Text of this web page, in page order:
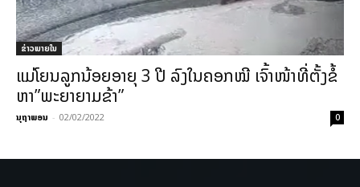
ຂ່າວພາຍ​ໃນ
ແມ່ໂຍນລູກນ້ອຍອາຍຸ 3 ປີ ລົງໃນຄອກໝີ ເຈົ້າໜ້າທີ່ຕັ້ງຂໍ້
ຫາ”ພະຍາຍາມຂ້າ”
ນຸຖາພອນ - 02/02/2022 0